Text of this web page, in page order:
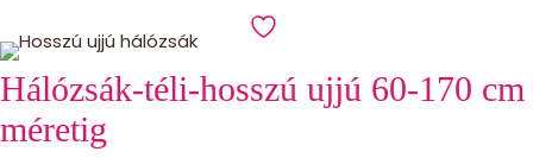
Hálózsák-téli-hosszú ujjú 60-170 cm
méretig